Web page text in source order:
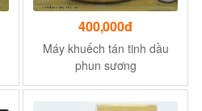
400,000đ
Máy khuếch tán tinh dầu
phun sương